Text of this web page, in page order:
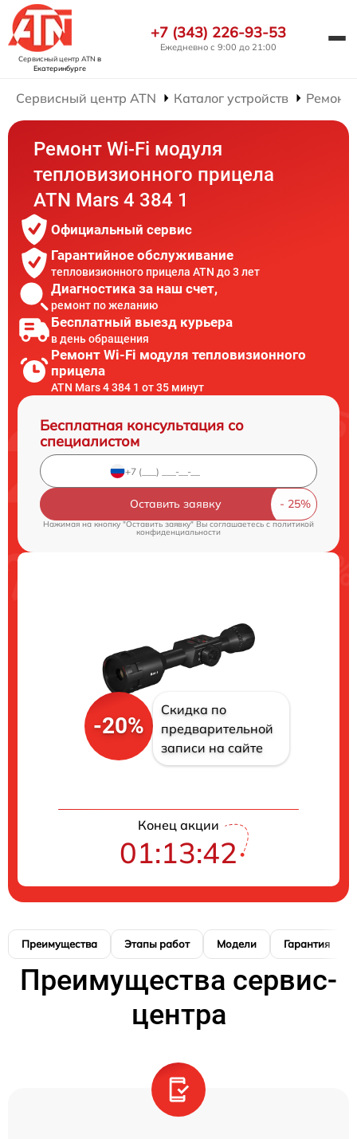
Сервисный центр ATN в
Екатеринбурге
+7 (343) 226-93-53
Ежедневно с 9:00 до 21:00
Сервисный центр ATN Каталог устройств Ремонт
Ремонт Wi-Fi модуля
тепловизионного прицела
ATN Mars 4 384 1
Официальный сервис
Гарантийное обслуживание
тепловизионного прицела ATN до 3 лет
Диагностика за наш счет,
ремонт по желанию
Бесплатный выезд курьера
в день обращения
Ремонт Wi-Fi модуля тепловизионного
прицела
ATN Mars 4 384 1 от 35 минут
Бесплатная консультация со
специалистом
Оставить заявку
Нажимая на кнопку "Оставить заявку" Вы соглашаетесь cполитикой
конфиденциальности
-20%
Скидка по
предварительной
записи на сайте
Конец акции
01:13:42
Преимущества Этапы работ Модели Гарантия
Преимущества сервис-
центра